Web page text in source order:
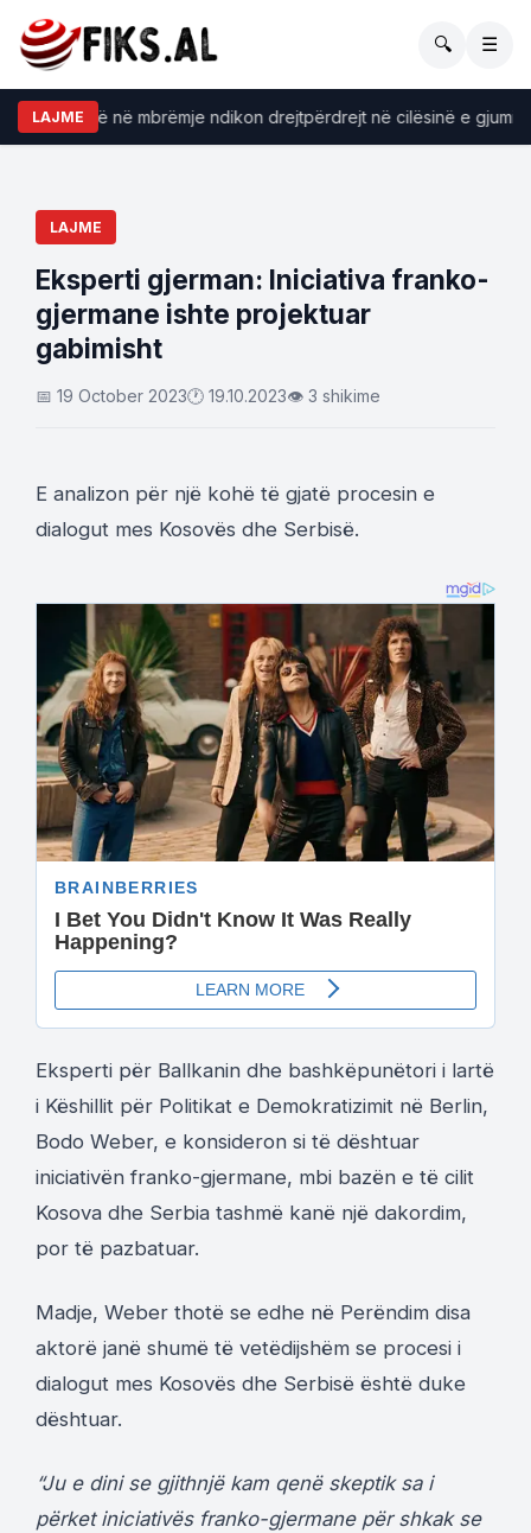
🔍 ☰
LAJME në mbrëmje ndikon drejtpërdrejt në cilësinë e gjumit
LAJME
Eksperti gjerman: Iniciativa franko-
gjermane ishte projektuar
gabimisht
📅 19 October 2023🕐 19.10.2023👁 3 shikime
E analizon për një kohë të gjatë procesin e
dialogut mes Kosovës dhe Serbisë.
Eksperti për Ballkanin dhe bashkëpunëtori i lartë
i Këshillit për Politikat e Demokratizimit në Berlin,
Bodo Weber, e konsideron si të dështuar
iniciativën franko-gjermane, mbi bazën e të cilit
Kosova dhe Serbia tashmë kanë një dakordim,
por të pazbatuar.
Madje, Weber thotë se edhe në Perëndim disa
aktorë janë shumë të vetëdijshëm se procesi i
dialogut mes Kosovës dhe Serbisë është duke
dështuar.
“Ju e dini se gjithnjë kam qenë skeptik sa i
përket iniciativës franko-gjermane për shkak se